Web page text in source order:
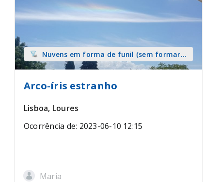
Nuvens em forma de funil (sem formar
tromba) sobre terra
Arco-íris estranho
Lisboa, Loures
Ocorrência de: 2023-06-10 12:15
Maria